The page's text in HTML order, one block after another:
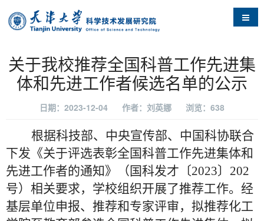
导航
关于我校推荐全国科普工作先进集
体和先进工作者候选名单的公示
日期：2023-12-04 作者：刘英娜 浏览： 638
根据科技部、中央宣传部、中国科协联合
下发《关于评选表彰全国科普工作先进集体和
先进工作者的通知》（国科发才〔2023〕202
号）相关要求，学校组织开展了推荐工作。经
基层单位申报、推荐和专家评审，拟推荐化工